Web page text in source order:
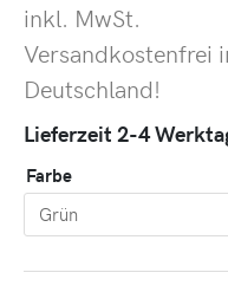
inkl. MwSt.
Versandkostenfrei
Deutschland!
Lieferzeit 2-4
Farbe